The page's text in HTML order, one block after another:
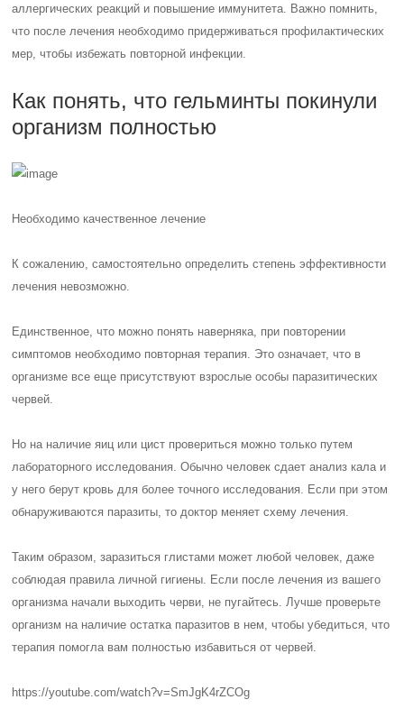
аллергических реакций и повышение иммунитета. Важно помнить,
что после лечения необходимо придерживаться профилактических
мер, чтобы избежать повторной инфекции.
Как понять, что гельминты покинули
организм полностью
Необходимо качественное лечение
К сожалению, самостоятельно определить степень эффективности
лечения невозможно.
Единственное, что можно понять наверняка, при повторении
симптомов необходимо повторная терапия. Это означает, что в
организме все еще присутствуют взрослые особы паразитических
червей.
Но на наличие яиц или цист провериться можно только путем
лабораторного исследования. Обычно человек сдает анализ кала и
у него берут кровь для более точного исследования. Если при этом
обнаруживаются паразиты, то доктор меняет схему лечения.
Таким образом, заразиться глистами может любой человек, даже
соблюдая правила личной гигиены. Если после лечения из вашего
организма начали выходить черви, не пугайтесь. Лучше проверьте
организм на наличие остатка паразитов в нем, чтобы убедиться, что
терапия помогла вам полностью избавиться от червей.
https://youtube.com/watch?v=SmJgK4rZCOg